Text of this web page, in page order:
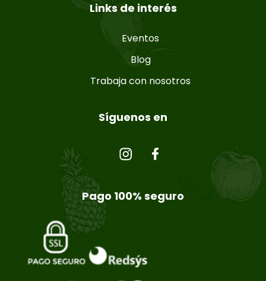
Links de interés
Eventos
Blog
Trabaja con nosotros
Síguenos en
Pago 100% seguro